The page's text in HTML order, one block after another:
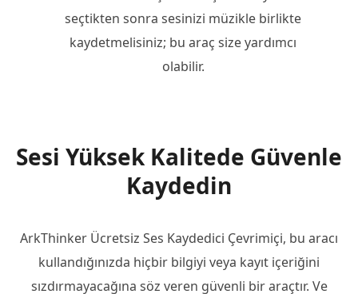
seçtikten sonra sesinizi müzikle birlikte
kaydetmelisiniz; bu araç size yardımcı
olabilir.
Sesi Yüksek Kalitede Güvenle
Kaydedin
ArkThinker Ücretsiz Ses Kaydedici Çevrimiçi, bu aracı
kullandığınızda hiçbir bilgiyi veya kayıt içeriğini
sızdırmayacağına söz veren güvenli bir araçtır. Ve